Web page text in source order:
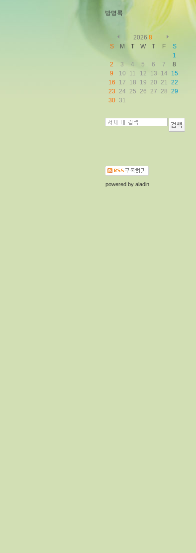
방명록
2026 8
S
M T W T F
S
1
2
3 4 5 6 7
8
9
10 11 12 13 14
15
16
17 18 19 20 21 22
23 24 25 26 27 28 29
30
31
powered by aladin